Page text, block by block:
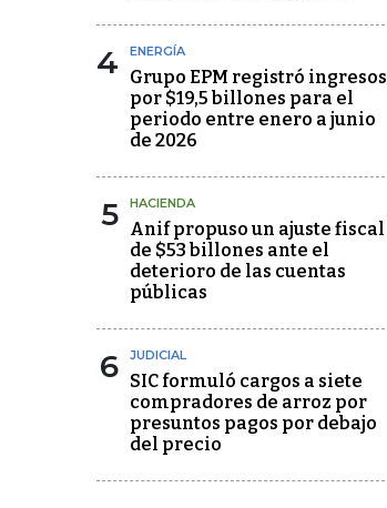
4 ENERGÍA
Grupo EPM registró ingresos
por $19,5 billones para el
periodo entre enero a junio
de 2026
5 HACIENDA
Anif propuso un ajuste fiscal
de $53 billones ante el
deterioro de las cuentas
públicas
6 JUDICIAL
SIC formuló cargos a siete
compradores de arroz por
presuntos pagos por debajo
del precio